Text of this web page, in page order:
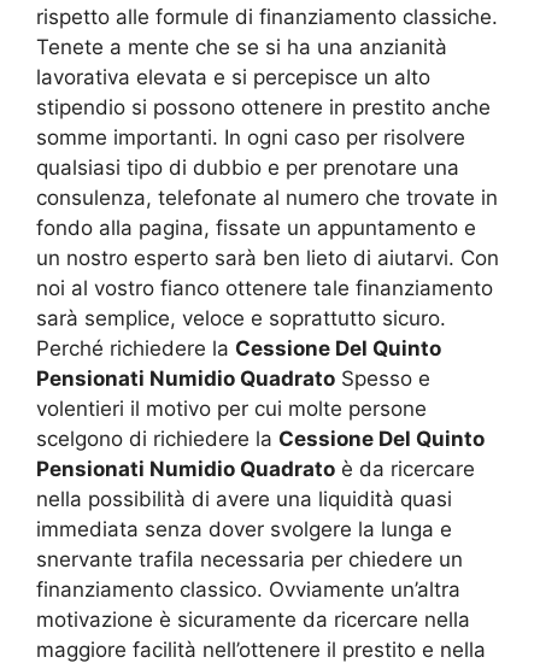
rispetto alle formule di finanziamento classiche.
Tenete a mente che se si ha una anzianità
lavorativa elevata e si percepisce un alto
stipendio si possono ottenere in prestito anche
somme importanti. In ogni caso per risolvere
qualsiasi tipo di dubbio e per prenotare una
consulenza, telefonate al numero che trovate in
fondo alla pagina, fissate un appuntamento e
un nostro esperto sarà ben lieto di aiutarvi. Con
noi al vostro fianco ottenere tale finanziamento
sarà semplice, veloce e soprattutto sicuro.
Perché richiedere la Cessione Del Quinto
Pensionati Numidio Quadrato Spesso e
volentieri il motivo per cui molte persone
scelgono di richiedere la Cessione Del Quinto
Pensionati Numidio Quadrato è da ricercare
nella possibilità di avere una liquidità quasi
immediata senza dover svolgere la lunga e
snervante trafila necessaria per chiedere un
finanziamento classico. Ovviamente un’altra
motivazione è sicuramente da ricercare nella
maggiore facilità nell’ottenere il prestito e nella